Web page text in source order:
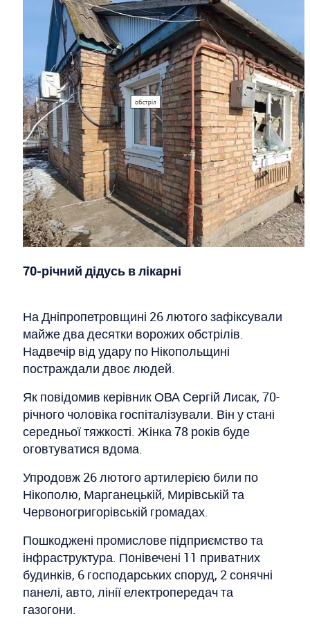
70-річний дідусь в лікарні
На Дніпропетровщині 26 лютого зафіксували
майже два десятки ворожих обстрілів.
Надвечір від удару по Нікопольщині
постраждали двоє людей.
Як повідомив керівник ОВА Сергій Лисак, 70-
річного чоловіка госпіталізували. Він у стані
середньої тяжкості. Жінка 78 років буде
оговтуватися вдома.
Упродовж 26 лютого артилерією били по
Нікополю, Марганецькій, Мирівській та
Червоногригорівській громадах.
Пошкоджені промислове підприємство та
інфраструктура. Понівечені 11 приватних
будинків, 6 господарських споруд, 2 сонячні
панелі, авто, лінії електропередач та
газогони.